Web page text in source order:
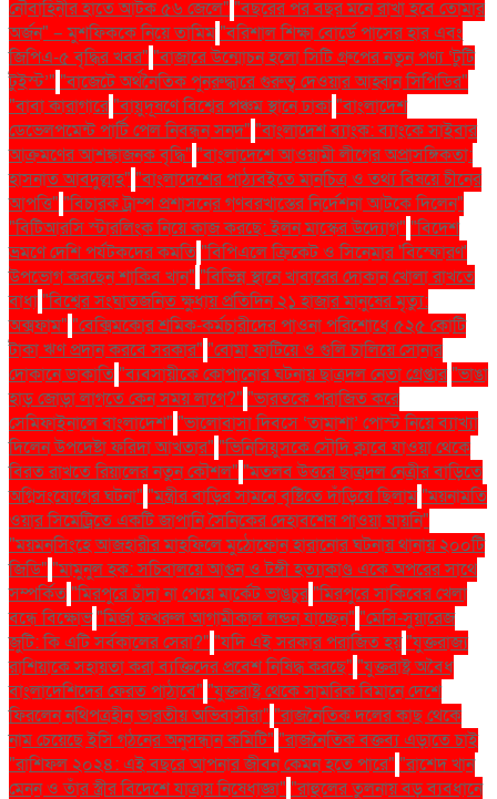
নৌবাহিনীর হাতে আটক ৫৬ জেলে" "বছরের পর বছর মনে রাখা হবে তোমার
অর্জন" – মুশফিককে নিয়ে তামিম"বরিশাল শিক্ষা বোর্ডে পাসের হার এবং
জিপিএ-৫ বৃদ্ধির খবর" "বাজারে উন্মোচন হলো সিটি গ্রুপের নতুন পণ্য ‘টুটি
টুইস্ট’" "বাজেটে অর্থনৈতিক পুনরুদ্ধারে গুরুত্ব দেওয়ার আহ্বান সিপিডির"
"বাবা কারাগারে"বায়ুদূষণে বিশ্বের পঞ্চম স্থানে ঢাকা"বাংলাদেশ
ডেভেলপমেন্ট পার্টি পেল নিবন্ধন সনদ" "বাংলাদেশ ব্যাংক: ব্যাংকে সাইবার
আক্রমণের আশঙ্কাজনক বৃদ্ধি" "বাংলাদেশে আওয়ামী লীগের অপ্রাসঙ্গিকতা:
হাসনাত আবদুল্লাহ" "বাংলাদেশের পাঠ্যবইতে মানচিত্র ও তথ্য বিষয়ে চীনের
আপত্তি" "বিচারক ট্রাম্প প্রশাসনের গণবরখাস্তের নির্দেশনা আটকে দিলেন"
"বিটিআরসি স্টারলিংক নিয়ে কাজ করছে: ইলন মাস্কের উদ্যোগ" "বিদেশ
ভ্রমণে দেশি পর্যটকদের কমতি"বিপিএলে ক্রিকেট ও সিনেমার 'বিস্ফোরণ'
উপভোগ করছেন শাকিব খান" "বিভিন্ন স্থানে খাবারের দোকান খোলা রাখতে
বাধা"বিশ্বের সংঘাতজনিত ক্ষুধায় প্রতিদিন ২১ হাজার মানুষের মৃত্যু:
অক্সফাম" "বেক্সিমকোর শ্রমিক-কর্মচারীদের পাওনা পরিশোধে ৫২৫ কোটি
টাকা ঋণ প্রদান করবে সরকার" "বোমা ফাটিয়ে ও গুলি চালিয়ে সোনার
দোকানে ডাকাতি"ব্যবসায়ীকে কোপানোর ঘটনায় ছাত্রদল নেতা গ্রেপ্তার"ভাঙা
হাড় জোড়া লাগতে কেন সময় লাগে?" "ভারতকে পরাজিত করে
সেমিফাইনালে বাংলাদেশ" "ভালোবাসা দিবসে ‘তামাশা’ পোস্ট নিয়ে ব্যাখ্যা
দিলেন উপদেষ্টা ফরিদা আখতার" "ভিনিসিয়ুসকে সৌদি ক্লাবে যাওয়া থেকে
বিরত রাখতে রিয়ালের নতুন কৌশল" "মতলব উত্তরে ছাত্রদল নেত্রীর বাড়িতে
অগ্নিসংযোগের ঘটনা" "মন্ত্রীর বাড়ির সামনে বৃষ্টিতে দাঁড়িয়ে ছিলাম"ময়নামতি
ওয়ার সিমেট্রিতে একটি জাপানি সৈনিকের দেহাবশেষ পাওয়া যায়নি"
"ময়মনসিংহে আজহারীর মাহফিলে মুঠোফোন হারানোর ঘটনায় থানায় ২০০টি
জিডি" "মামুনুল হক: সচিবালয়ে আগুন ও টঙ্গী হত্যাকাণ্ড একে অপরের সাথে
সম্পর্কিত"মিরপুরে চাঁদা না পেয়ে মার্কেট ভাঙচুর"মিরপুরে সাকিবের খেলা
বন্ধে বিক্ষোভ"মির্জা ফখরুল আগামীকাল লন্ডন যাচ্ছেন" "মেসি-সুয়ারেজ
জুটি: কি এটি সর্বকালের সেরা?" "যদি এই সরকার পরাজিত হয়"যুক্তরাজ্য
রাশিয়াকে সহায়তা করা ব্যক্তিদের প্রবেশ নিষিদ্ধ করছে" "যুক্তরাষ্ট্র অবৈধ
বাংলাদেশিদের ফেরত পাঠাবে" "যুক্তরাষ্ট্র থেকে সামরিক বিমানে দেশে
ফিরলেন নথিপত্রহীন ভারতীয় অভিবাসীরা" "রাজনৈতিক দলের কাছ থেকে
নাম চেয়েছে ইসি গঠনের অনুসন্ধান কমিটি" "রাজনৈতিক বক্তব্য এড়াতে চাই
"রাশিফল ২০২৪: এই বছরে আপনার জীবন কেমন হতে পারে" "রাশেদ খান
মেনন ও তাঁর স্ত্রীর বিদেশে যাত্রায় নিষেধাজ্ঞা" "রাহুলের তুলনায় বড় ব্যবধানে